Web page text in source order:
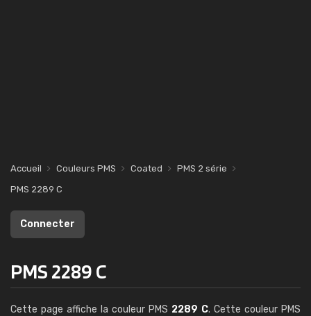
Accueil Couleurs PMS Coated
PMS 2 série
PMS 2289 C
Connecter
PMS 2289 C
Cette page affiche la couleur PMS 2289 C. Cette couleur PMS